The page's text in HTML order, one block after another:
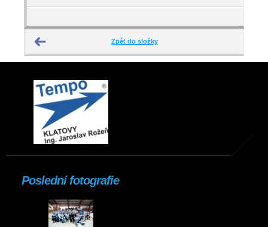
Zpět do složky
Poslední fotografie